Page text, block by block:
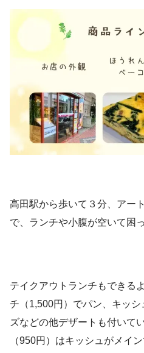
高田駅から歩いて３分、アー
で、ランチや小腹が空いて困
テイクアウトランチもできる
チ（1,500円）でパン、キッ
ズなどの他デザートも付いて
（950円）はキッシュがメイ